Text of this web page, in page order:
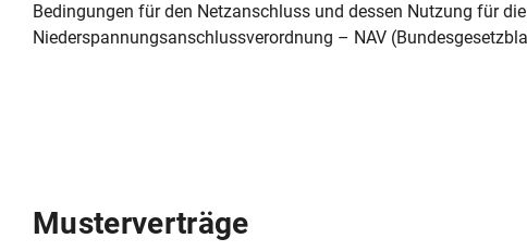
Bedingungen für den Netzanschluss und dessen Nutzung für
Niederspannungsanschlussverordnung – NAV
Musterverträge